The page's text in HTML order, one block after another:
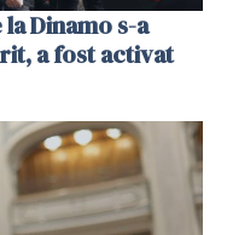
Dinamo s-a
a fost activat